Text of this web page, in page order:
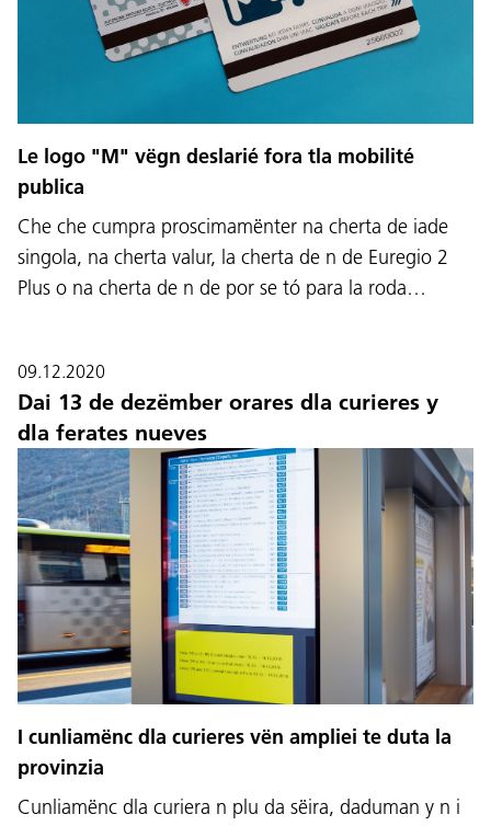
Lingaz:
DEU
ITA LAD ENG
Impressum
Cundizions de nuzeda
Reclamaziuns
Le logo "M" vëgn deslarié fora tla mobilité
publica
Che che cumpra proscimamënter na cherta de iade
singola, na cherta valur, la cherta de n de Euregio 2
Plus o na cherta de n de por se tó para la roda…
09.12.2020
Dai 13 de dezëmber orares dla curieres y
dla ferates nueves
I cunliamënc dla curieres vën ampliei te duta la
provinzia
Cunliamënc dla curiera n plu da sëira, daduman y n i